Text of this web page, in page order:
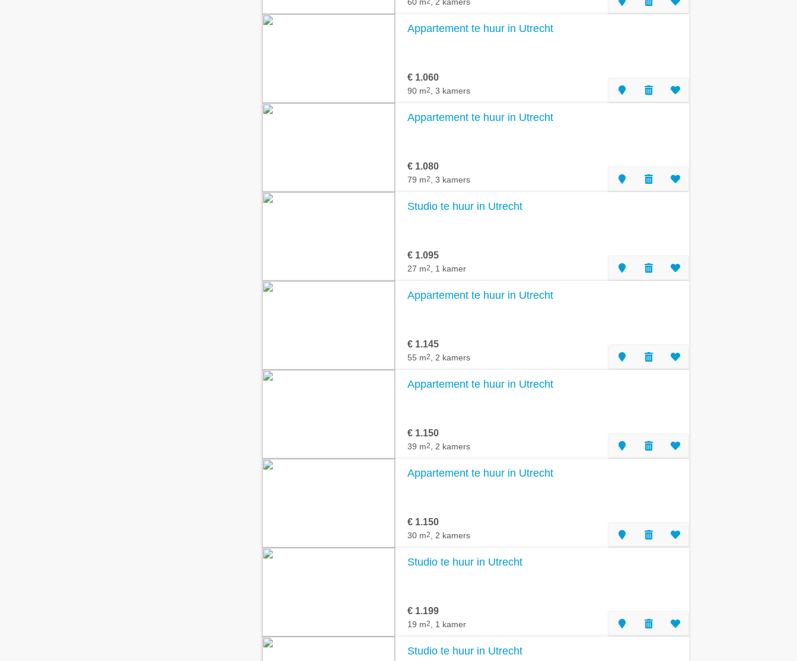
Appartement te huur in Utrecht
€ 1.060
90 m2 , 3 kamers
Appartement te huur in Utrecht
€ 1.080
79 m2 , 3 kamers
Studio te huur in Utrecht
€ 1.095
27 m2 , 1 kamer
Appartement te huur in Utrecht
€ 1.145
55 m2 , 2 kamers
Appartement te huur in Utrecht
€ 1.150
39 m2 , 2 kamers
Appartement te huur in Utrecht
€ 1.150
30 m2 , 2 kamers
Studio te huur in Utrecht
€ 1.199
19 m2 , 1 kamer
Studio te huur in Utrecht